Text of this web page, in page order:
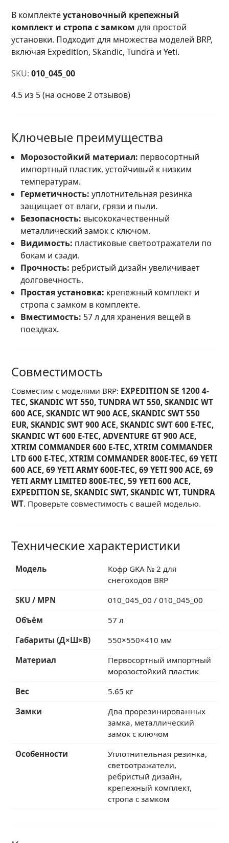
В комплектеустановочный крепежный
комплект и стропа с замком для простой
установки. Подходит для множества моделей BRP,
включая Expedition, Skandic, Tundra и Yeti.
SKU: 010_045_00
4.5 из 5 (на основе 2 отзывов)
Ключевые преимущества
Морозостойкий материал: первосортный
импортный пластик, устойчивый к низким
температурам.
Герметичность: уплотнительная резинка
защищает от влаги, грязи и пыли.
Безопасность: высококачественный
металлический замок с ключом.
Видимость: пластиковые светоотражатели по
бокам и сзади.
Прочность: ребристый дизайн увеличивает
долговечность.
Простая установка: крепежный комплект и
стропа с замком в комплекте.
Вместимость: 57 л для хранения вещей в
поездках.
Совместимость
Совместим с моделями BRP: EXPEDITION SE 1200 4-
TEC, SKANDIC WT 550, TUNDRA WT 550, SKANDIC WT
600 ACE, SKANDIC WT 900 ACE, SKANDIC SWT 550
EUR, SKANDIC SWT 900 ACE, SKANDIC SWT 600 E-TEC,
SKANDIC WT 600 E-TEC, ADVENTURE GT 900 ACE,
XTRIM COMMANDER 600 E-TEC, XTRIM COMMANDER
LTD 600 E-TEC, XTRIM COMMANDER 800E-TEC, 69 YETI
600 ACE, 69 YETI ARMY 600E-TEC, 69 YETI 900 ACE, 69
YETI ARMY LIMITED 800E-TEC, 59 YETI 600 ACE,
EXPEDITION SE, SKANDIC SWT, SKANDIC WT, TUNDRA
WT. Проверьте совместимость с вашей моделью.
Технические характеристики
Модель
Кофр GKA № 2 для
снегоходов BRP
SKU / MPN
010_045_00 / 010_045_00
Объём
57 л
Габариты (Д×Ш×В)
550×550×410 мм
Материал
Первосортный импортный
морозостойкий пластик
Вес
5.65 кг
Замки
Два прорезинированных
замка, металлический
замок с ключом
Особенности
Уплотнительная резинка,
светоотражатели,
ребристый дизайн,
крепежный комплект,
стропа с замком